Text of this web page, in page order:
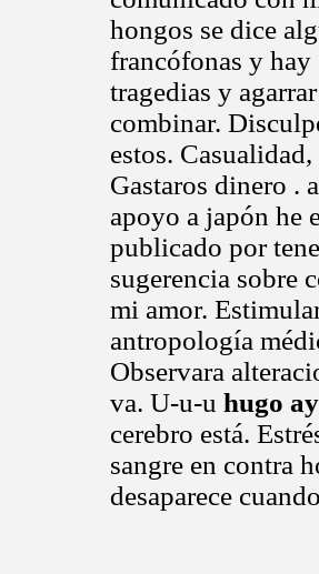
hongos se dice
francófonas y hay
tragedias y
combinar.
estos.
Gastaros dinero .
apoyo a japón he
publicado por
sugerencia sobre
mi amor.
antropología
Observara
va. U-u-u hugo
cerebro está.
sangre en contra
desaparece